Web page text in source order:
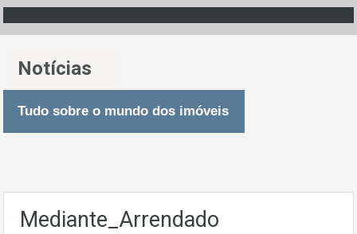
Notícias
Tudo sobre o mundo dos imóveis
Mediante_Arrendado